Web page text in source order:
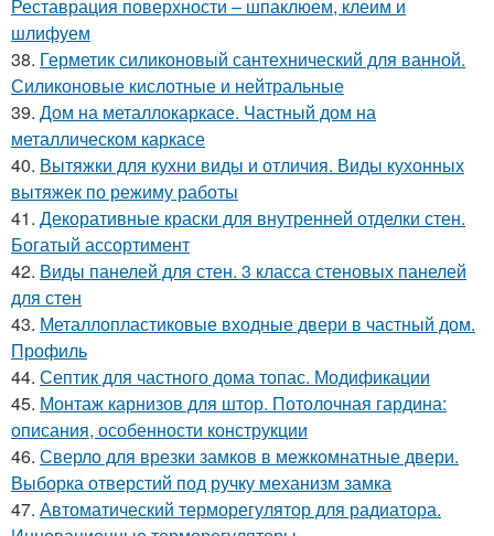
Реставрация поверхности – шпаклюем, клеим и
шлифуем
38. Герметик силиконовый сантехнический для ванной.
Силиконовые кислотные и нейтральные
39. Дом на металлокаркасе. Частный дом на
металлическом каркасе
40. Вытяжки для кухни виды и отличия. Виды кухонных
вытяжек по режиму работы
41. Декоративные краски для внутренней отделки стен.
Богатый ассортимент
42. Виды панелей для стен. 3 класса стеновых панелей
для стен
43. Металлопластиковые входные двери в частный дом.
Профиль
44. Септик для частного дома топас. Модификации
45. Монтаж карнизов для штор. Потолочная гардина:
описания, особенности конструкции
46. Сверло для врезки замков в межкомнатные двери.
Выборка отверстий под ручку механизм замка
47. Автоматический терморегулятор для радиатора.